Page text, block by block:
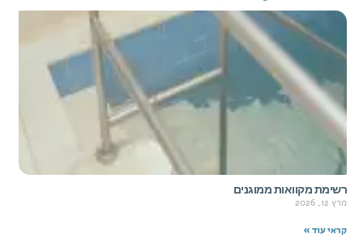
רשימת מקוואות ממוגנים
מרץ 12, 2026
קראי עוד »